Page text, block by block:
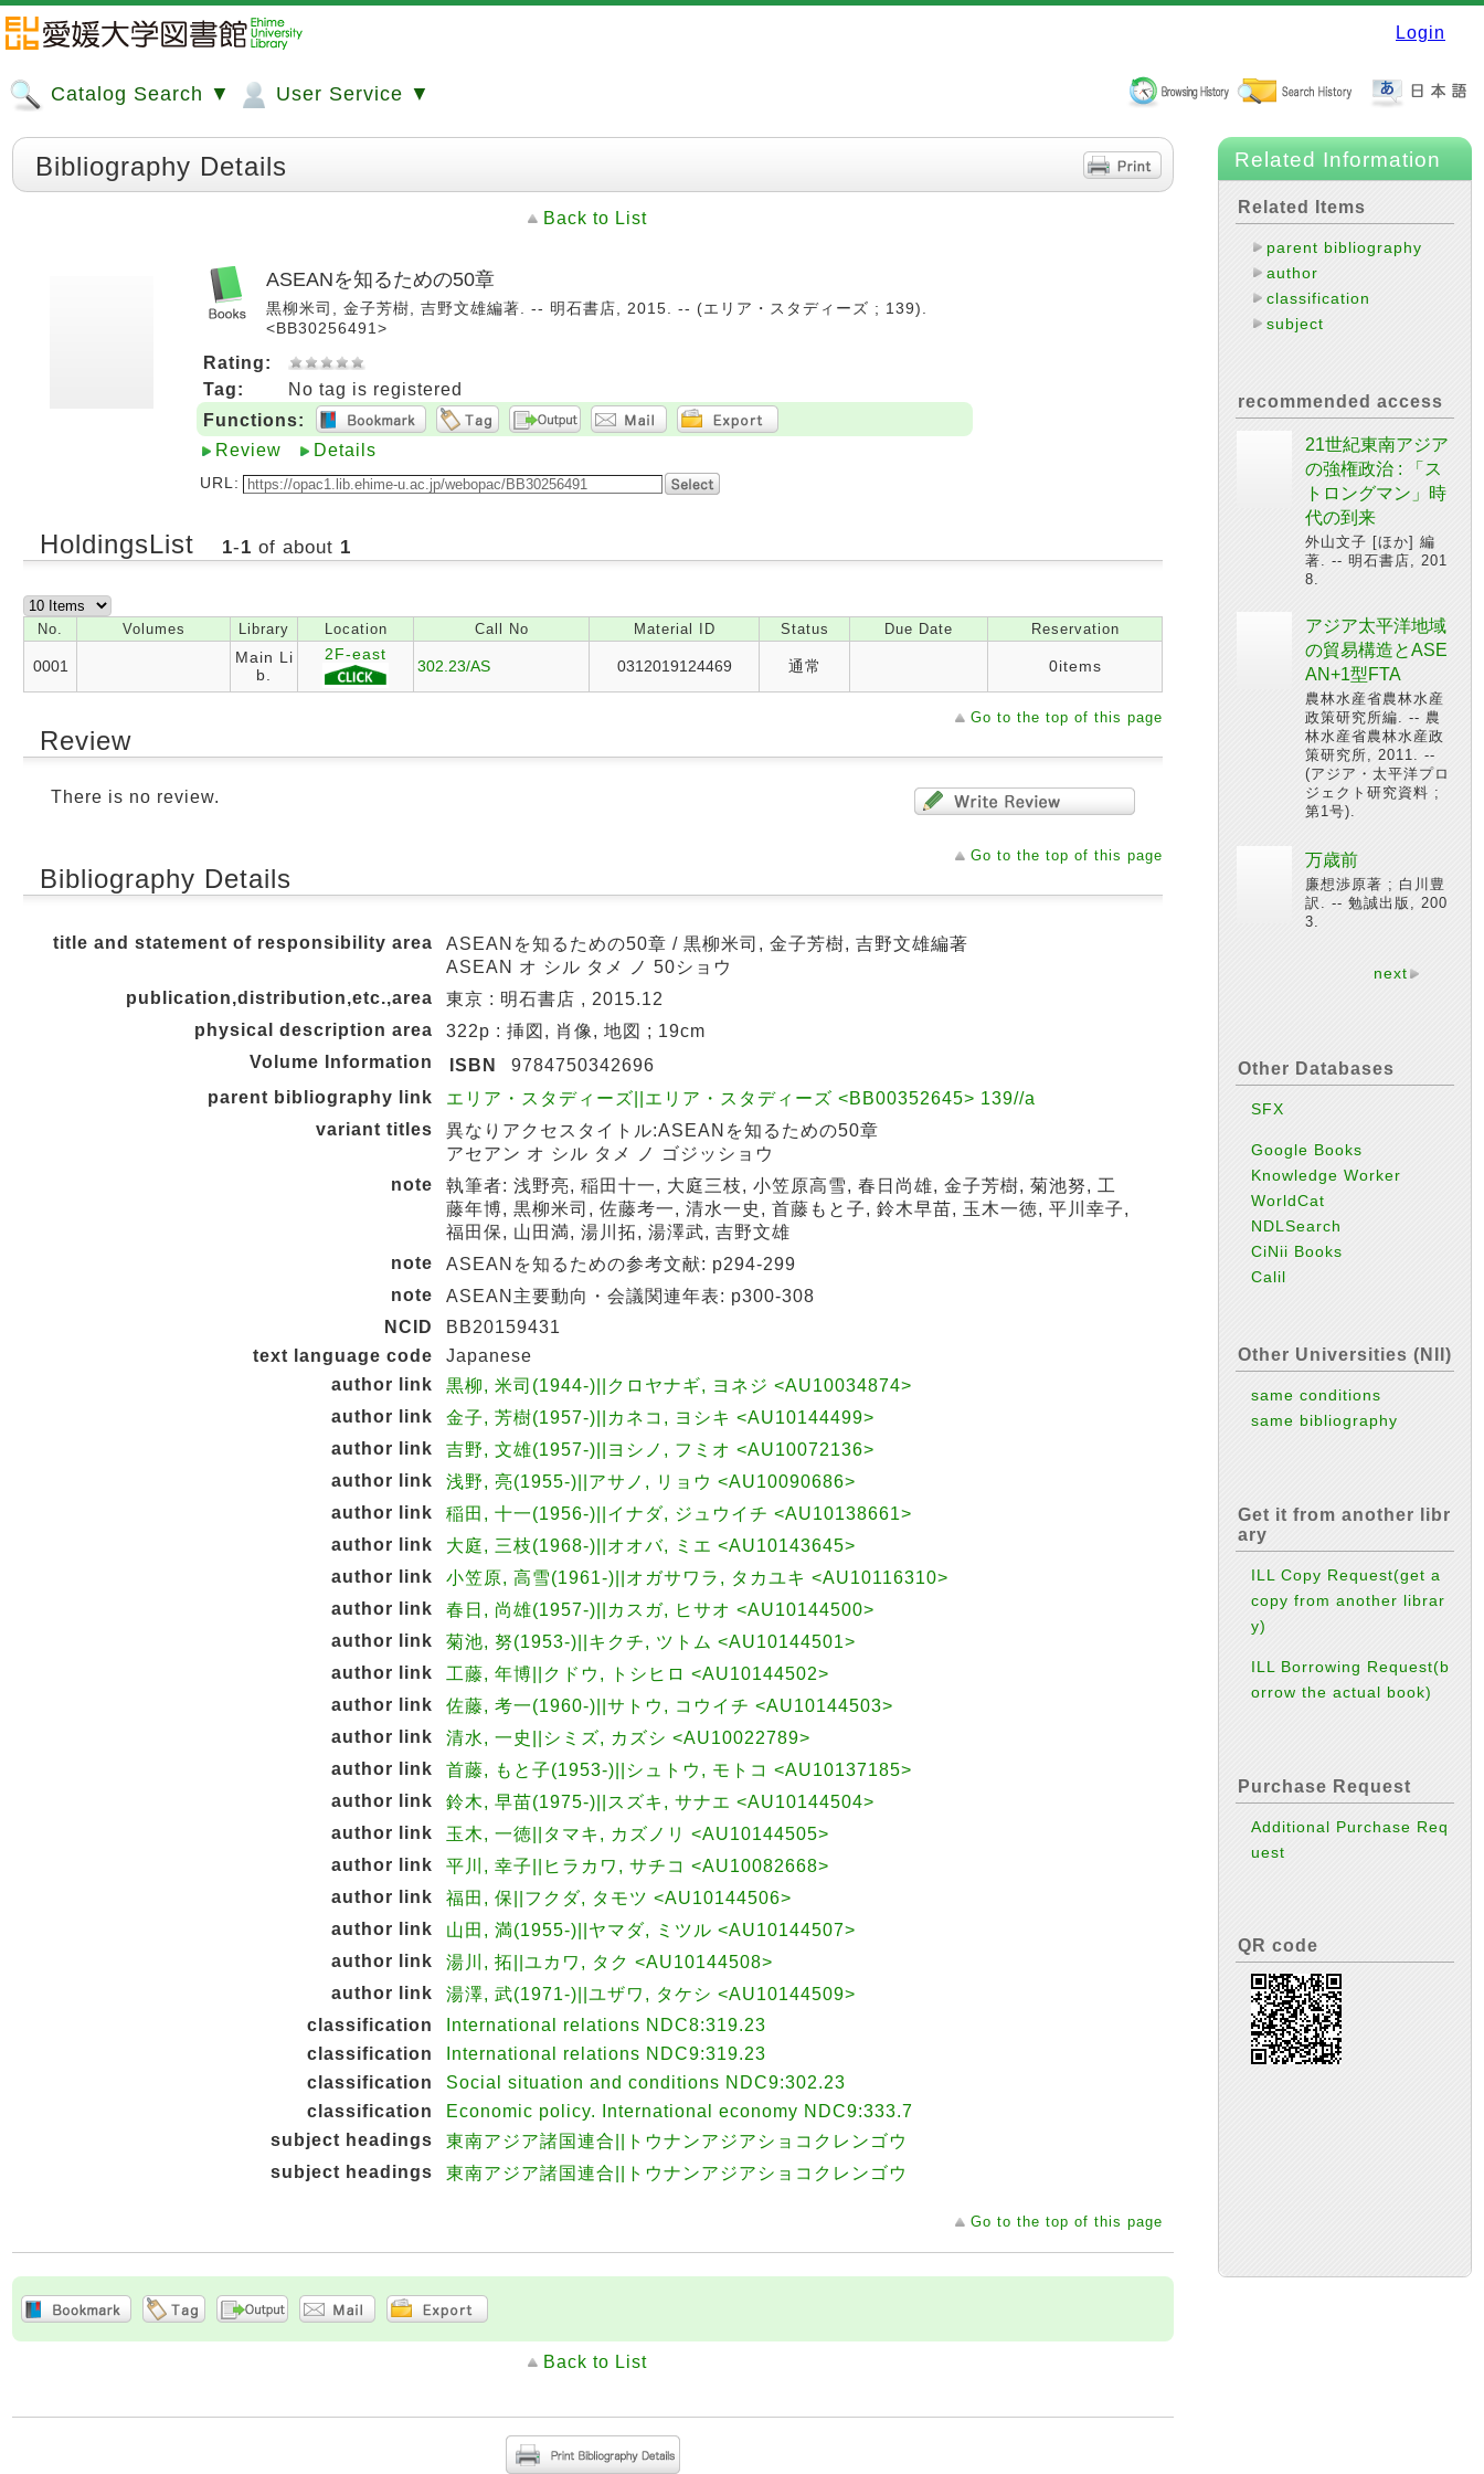
Login
Catalog Search ▼ User Service ▼
Bibliography Details
Back to List
ASEANを知るための50章
黒柳米司, 金子芳樹, 吉野文雄編著. -- 明石書店, 2015. -- (エリア・スタディーズ ; 139).
<BB30256491>
Rating:
Tag:
No tag is registered
Functions:
Review
Details
URL:
HoldingsList 1-1 of about 1
No. Volumes Library Location Call No Material ID Status Due Date Reservation
0001
Main Li
b.
2F-east
302.23/AS 0312019124469 通常 0items
Go to the top of this page
Review
There is no review.
Go to the top of this page
Bibliography Details
title and statement of responsibility area
ASEANを知るための50章 / 黒柳米司, 金子芳樹, 吉野文雄編著
ASEAN オ シル タメ ノ 50ショウ
publication,distribution,etc.,area
東京 : 明石書店 , 2015.12
physical description area
322p : 挿図, 肖像, 地図 ; 19cm
Volume Information
ISBN
9784750342696
parent bibliography link
エリア・スタディーズ||エリア・スタディーズ <BB00352645> 139//a
variant titles
異なりアクセスタイトル:ASEANを知るための50章
アセアン オ シル タメ ノ ゴジッショウ
note
執筆者: 浅野亮, 稲田十一, 大庭三枝, 小笠原高雪, 春日尚雄, 金子芳樹, 菊池努, 工
藤年博, 黒柳米司, 佐藤考一, 清水一史, 首藤もと子, 鈴木早苗, 玉木一徳, 平川幸子,
福田保, 山田満, 湯川拓, 湯澤武, 吉野文雄
note
ASEANを知るための参考文献: p294-299
note
ASEAN主要動向・会議関連年表: p300-308
NCID
BB20159431
text language code
Japanese
author link
黒柳, 米司(1944-)||クロヤナギ, ヨネジ <AU10034874>
author link
金子, 芳樹(1957-)||カネコ, ヨシキ <AU10144499>
author link
吉野, 文雄(1957-)||ヨシノ, フミオ <AU10072136>
author link
浅野, 亮(1955-)||アサノ, リョウ <AU10090686>
author link
稲田, 十一(1956-)||イナダ, ジュウイチ <AU10138661>
author link
大庭, 三枝(1968-)||オオバ, ミエ <AU10143645>
author link
小笠原, 高雪(1961-)||オガサワラ, タカユキ <AU10116310>
author link
春日, 尚雄(1957-)||カスガ, ヒサオ <AU10144500>
author link
菊池, 努(1953-)||キクチ, ツトム <AU10144501>
author link
工藤, 年博||クドウ, トシヒロ <AU10144502>
author link
佐藤, 考一(1960-)||サトウ, コウイチ <AU10144503>
author link
清水, 一史||シミズ, カズシ <AU10022789>
author link
首藤, もと子(1953-)||シュトウ, モトコ <AU10137185>
author link
鈴木, 早苗(1975-)||スズキ, サナエ <AU10144504>
author link
玉木, 一徳||タマキ, カズノリ <AU10144505>
author link
平川, 幸子||ヒラカワ, サチコ <AU10082668>
author link
福田, 保||フクダ, タモツ <AU10144506>
author link
山田, 満(1955-)||ヤマダ, ミツル <AU10144507>
author link
湯川, 拓||ユカワ, タク <AU10144508>
author link
湯澤, 武(1971-)||ユザワ, タケシ <AU10144509>
classification
International relations NDC8:319.23
classification
International relations NDC9:319.23
classification
Social situation and conditions NDC9:302.23
classification
Economic policy. International economy NDC9:333.7
subject headings
東南アジア諸国連合||トウナンアジアショコクレンゴウ
subject headings
東南アジア諸国連合||トウナンアジアショコクレンゴウ
Go to the top of this page
Back to List
Related Information
Related Items
parent bibliography
author
classification
subject
recommended access
21世紀東南アジア
の強権政治 : 「ス
トロングマン」時
代の到来
外山文子 [ほか] 編
著. -- 明石書店, 201
8.
アジア太平洋地域
の貿易構造とASE
AN+1型FTA
農林水産省農林水産
政策研究所編. -- 農
林水産省農林水産政
策研究所, 2011. --
(アジア・太平洋プロ
ジェクト研究資料 ;
第1号).
万歳前
廉想渉原著 ; 白川豊
訳. -- 勉誠出版, 200
3.
next
Other Databases
SFX
Google Books
Knowledge Worker
WorldCat
NDLSearch
CiNii Books
Calil
Other Universities (NII)
same conditions
same bibliography
Get it from another libr
ary
ILL Copy Request(get a
copy from another librar
y)
ILL Borrowing Request(b
orrow the actual book)
Purchase Request
Additional Purchase Req
uest
QR code